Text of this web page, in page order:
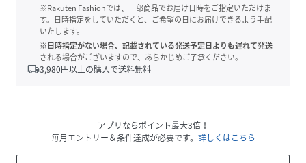
※Rakuten Fashionでは、一部商品でお届け日時をご指定いただけま
す。日時指定をしていただくと、ご希望の日にお届けできるよう手配
いたします。
※日時指定がない場合、記載されている発送予定日よりも遅れて発送
される場合がございますので、あらかじめご了承ください。
local_shipping3,980円以上の購入で送料無料
アプリならポイント最大3倍！
毎月エントリー＆条件達成が必要です。 詳しくはこちら